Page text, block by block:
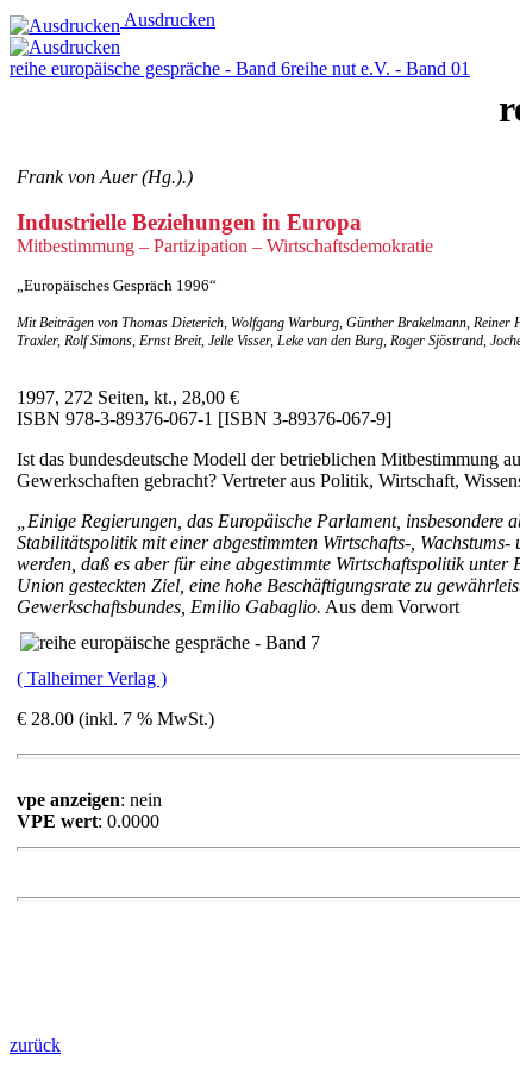
Ausdrucken
reihe europäische gespräche - Band 6reihe nut e.V. - Band 01
Frank von Auer (Hg.).)
Industrielle Beziehungen in Europa
Mitbestimmung – Partizipation – Wirtschaftsdemokratie
„Europäisches Gespräch 1996“
Mit Beiträgen von Thomas Dieterich, Wolfgang Warburg, Günther Brakelmann,
Traxler, Rolf Simons, Ernst Breit, Jelle Visser, Leke van den Burg, Roger Sjöstrand,
1997, 272 Seiten, kt., 28,00 €
ISBN 978-3-89376-067-1 [ISBN 3-89376-067-9]
Ist das bundesdeutsche Modell der betrieblichen Mitbestimmung
Gewerkschaften gebracht? Vertreter aus Politik, Wirtschaft,
„Einige Regierungen, das Europäische Parlament,
Stabilitätspolitik mit einer abgestimmten Wirtschafts-,
werden, daß es aber für eine abgestimmte Wirtschaftspolitik unter
Union gesteckten Ziel, eine hohe Beschäftigungsrate zu
Gewerkschaftsbundes, Emilio Gabaglio. Aus dem Vorwort
( Talheimer Verlag )
€ 28.00 (inkl. 7 % MwSt.)
vpe anzeigen: nein
VPE wert: 0.0000
zurück